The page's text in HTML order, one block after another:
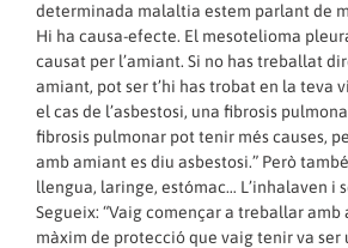
determinada malaltia estem parlant de
Hi ha causa-efecte. El mesotelioma
causat per l’amiant. Si no has treballat
amiant, pot ser t’hi has trobat en la teva
el cas de l’asbestosi, una fibrosis
fibrosis pulmonar pot tenir més causes,
amb amiant es diu asbestosi.” Però
llengua, laringe, estómac… L’inhalaven i
Segueix: “Vaig començar a treballar amb
màxim de protecció que vaig tenir va ser